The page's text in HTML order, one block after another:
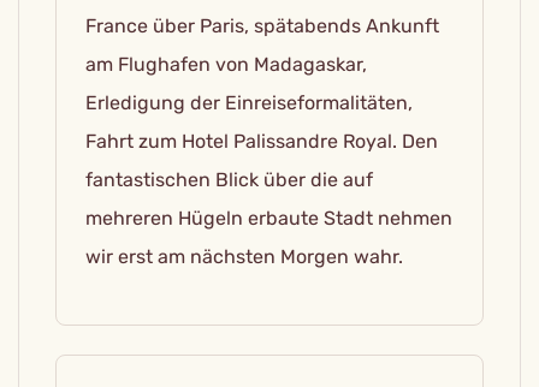
France über Paris, spätabends Ankunft
am Flughafen von Madagaskar,
Erledigung der Einreiseformalitäten,
Fahrt zum Hotel Palissandre Royal. Den
fantastischen Blick über die auf
mehreren Hügeln erbaute Stadt nehmen
wir erst am nächsten Morgen wahr.